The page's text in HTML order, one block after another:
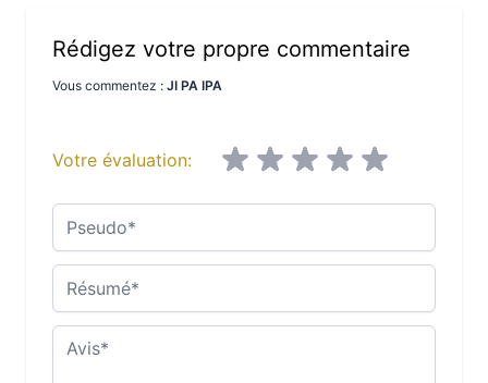
Rédigez votre propre commentaire
Vous commentez : JI PA IPA
Votre évaluation:
Pseudo
Résumé
Avis